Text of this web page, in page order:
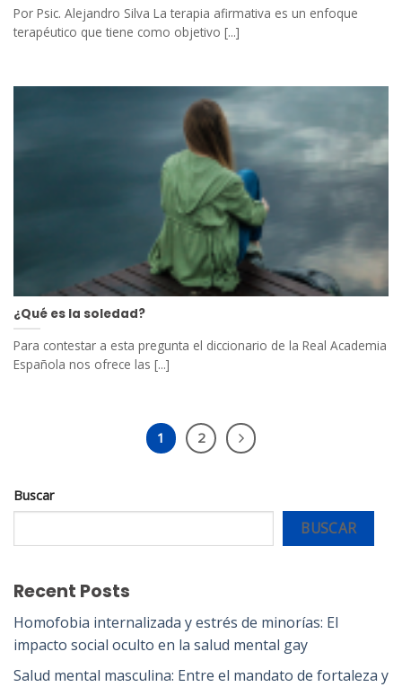
Por Psic. Alejandro Silva La terapia afirmativa es un enfoque
terapéutico que tiene como objetivo [...]
¿Qué es la soledad?
Para contestar a esta pregunta el diccionario de la Real Academia
Española nos ofrece las [...]
1 2
Buscar
BUSCAR
Recent Posts
Homofobia internalizada y estrés de minorías: El
impacto social oculto en la salud mental gay
Salud mental masculina: Entre el mandato de fortaleza y